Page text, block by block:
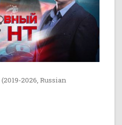
(2019-2026, Russian